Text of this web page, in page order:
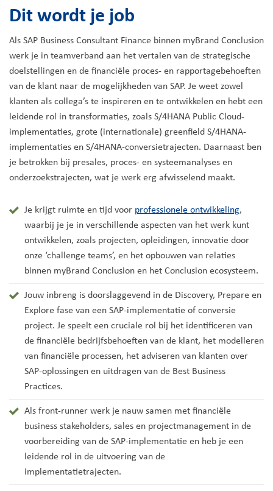
Dit wordt je job
Als SAP Business Consultant Finance binnen myBrand Conclusion
werk je in teamverband aan het vertalen van de strategische
doelstellingen en de financiële proces- en rapportagebehoeften
van de klant naar de mogelijkheden van SAP. Je weet zowel
klanten als collega’s te inspireren en te ontwikkelen en hebt een
leidende rol in transformaties, zoals S/4HANA Public Cloud-
implementaties, grote (internationale) greenfield S/4HANA-
implementaties en S/4HANA-conversietrajecten. Daarnaast ben
je betrokken bij presales, proces- en systeemanalyses en
onderzoekstrajecten, wat je werk erg afwisselend maakt.
Je krijgt ruimte en tijd voor professionele ontwikkeling,
waarbij je je in verschillende aspecten van het werk kunt
ontwikkelen, zoals projecten, opleidingen, innovatie door
onze ‘challenge teams’, en het opbouwen van relaties
binnen myBrand Conclusion en het Conclusion ecosysteem.
Jouw inbreng is doorslaggevend in de Discovery, Prepare en
Explore fase van een SAP-implementatie of conversie
project. Je speelt een cruciale rol bij het identificeren van
de financiële bedrijfsbehoeften van de klant, het modelleren
van financiële processen, het adviseren van klanten over
SAP-oplossingen en uitdragen van de Best Business
Practices.
Als front-runner werk je nauw samen met financiële
business stakeholders, sales en projectmanagement in de
voorbereiding van de SAP-implementatie en heb je een
leidende rol in de uitvoering van de
implementatietrajecten.